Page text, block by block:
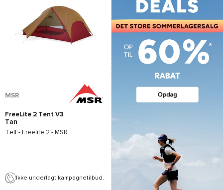
MSR
FreeLite 2 Tent V3
Tan
Telt - Freelite 2 - MSR
Ikke underlagt kampagnetilbud.